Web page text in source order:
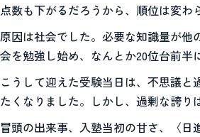
点数も下がるだろうから、順位は変わ
原因は社会でした。必要な知識量が
会を勉強し始め、なんとか20位台前半
こうして迎えた受験当日は、不思議
たくなりました。しかし、過剰な誇り
冒頭の出来事、入塾当初の甘さ、〈